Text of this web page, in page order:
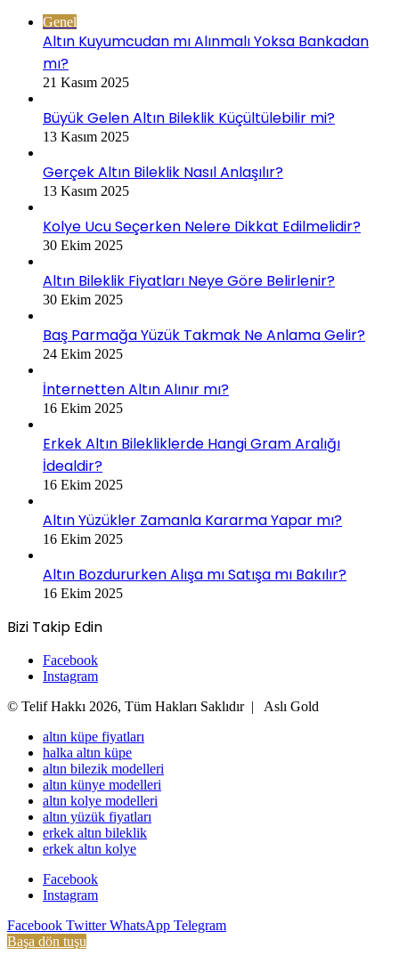
Genel
Altın Kuyumcudan mı Alınmalı Yoksa Bankadan
mı?
21 Kasım 2025
Büyük Gelen Altın Bileklik Küçültülebilir mi?
13 Kasım 2025
Gerçek Altın Bileklik Nasıl Anlaşılır?
13 Kasım 2025
Kolye Ucu Seçerken Nelere Dikkat Edilmelidir?
30 Ekim 2025
Altın Bileklik Fiyatları Neye Göre Belirlenir?
30 Ekim 2025
Baş Parmağa Yüzük Takmak Ne Anlama Gelir?
24 Ekim 2025
İnternetten Altın Alınır mı?
16 Ekim 2025
Erkek Altın Bilekliklerde Hangi Gram Aralığı
İdealdir?
16 Ekim 2025
Altın Yüzükler Zamanla Kararma Yapar mı?
16 Ekim 2025
Altın Bozdururken Alışa mı Satışa mı Bakılır?
16 Ekim 2025
Bizi Takip Edin
Facebook
Instagram
© Telif Hakkı 2026, Tüm Hakları Saklıdır | Aslı Gold
altın küpe fiyatları
halka altın küpe
altın bilezik modelleri
altın künye modelleri
altın kolye modelleri
altın yüzük fiyatları
erkek altın bileklik
erkek altın kolye
Facebook
Instagram
Facebook Twitter WhatsApp Telegram
Başa dön tuşu